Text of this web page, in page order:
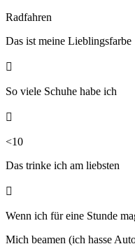
Radfahren
Das ist meine Lieblingsfarbe

So viele Schuhe habe ich

<10
Das trinke ich am liebsten

Wenn ich für eine Stunde
Mich beamen (ich hasse